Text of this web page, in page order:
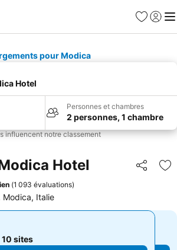
Favoris
Se
pour Modica
Hotel
Personnes et chambres
2 personnes, 1 chambre
influencent notre classement
Hotel Partager
(1 093 évaluations)
Modica, Italie
10 sites
10 sites